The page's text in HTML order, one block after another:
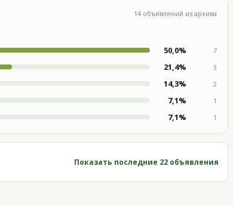
14 объявлений из архива
50,0%
7
21,4%
3
14,3%
2
7,1%
1
7,1% 1
Показать последние 22 объявления